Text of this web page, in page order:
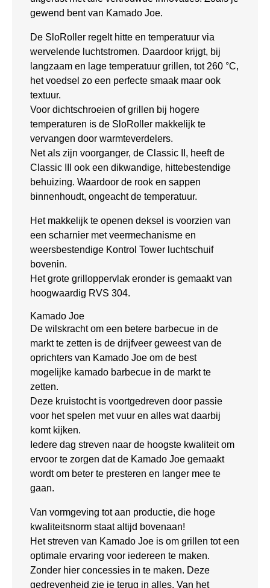
gewend bent van Kamado Joe.
De SloRoller regelt hitte en temperatuur via
wervelende luchtstromen. Daardoor krijgt, bij
langzaam en lage temperatuur grillen, tot 260 °C,
het voedsel zo een perfecte smaak maar ook
textuur.
Voor dichtschroeien of grillen bij hogere
temperaturen is de SloRoller makkelijk te
vervangen door warmteverdelers.
Net als zijn voorganger, de Classic II, heeft de
Classic III ook een dikwandige, hittebestendige
behuizing. Waardoor de rook en sappen
binnenhoudt, ongeacht de temperatuur.
Het makkelijk te openen deksel is voorzien van
een scharnier met veermechanisme en
weersbestendige Kontrol Tower luchtschuif
bovenin.
Het grote grilloppervlak eronder is gemaakt van
hoogwaardig RVS 304.
Kamado Joe
De wilskracht om een betere barbecue in de
markt te zetten is de drijfveer geweest van de
oprichters van Kamado Joe om de best
mogelijke kamado barbecue in de markt te
zetten.
Deze kruistocht is voortgedreven door passie
voor het spelen met vuur en alles wat daarbij
komt kijken.
Iedere dag streven naar de hoogste kwaliteit om
ervoor te zorgen dat de Kamado Joe gemaakt
wordt om beter te presteren en langer mee te
gaan.
Van vormgeving tot aan productie, die hoge
kwaliteitsnorm staat altijd bovenaan!
Het streven van Kamado Joe is om grillen tot een
optimale ervaring voor iedereen te maken.
Zonder hier concessies in te maken. Deze
gedrevenheid zie je terug in alles. Van het